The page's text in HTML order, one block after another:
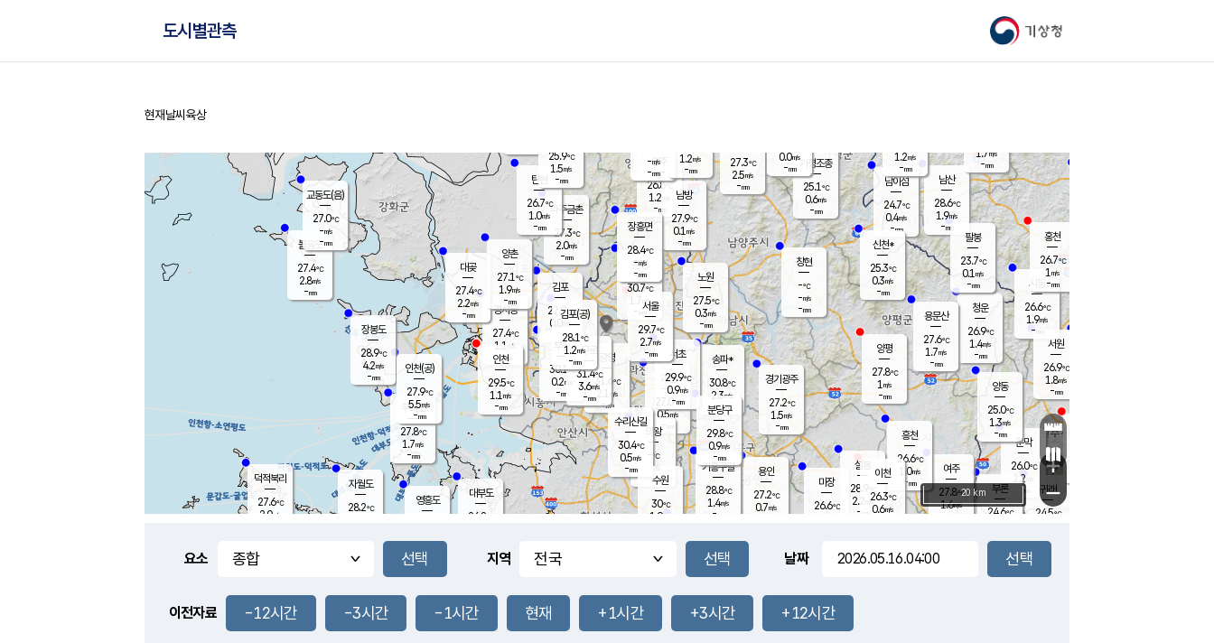
기상청
도시별관측
홈
현재날씨 육상
풍도
0.9m/s
문막
26.0℃
2.2m/s
mm
남이섬
24.7℃
0.4m/s
-mm
무의도
27.8℃
1.7m/s
-mm
영흥도
볼음도
27.4℃
2.8m/s
-mm
자월도
28.2℃
양주
26.8℃
1.2
-mm
부론
24.6℃
과천
27.0℃
0.5m/s
- mm
남산
28.6℃
1.9m/s
-mm
장봉도
28.9℃
4.2m/s
-mm
-mm
청운
26.9℃
1.4m/s
-mm
팔봉
23.7℃
0.1 m/s
-mm
-mm
용인
27.2℃
0.7m/s
여주
27.8℃
1.6m/s
양동
25.0℃
1.3m/s
-mm
경기광주
27.2℃
1.5m/s
-mm
장호원
1.2m/s
-mm
27.5
℃
대부도
26.8
-
경서동
27.4℃
1.1 m/s
-mm
파주금촌
27.3℃
2.0m/s
-mm
가평조종
25.1℃
0.6m/s
-mm
27.3℃
2.5m/s
-mm
대곶
27.4℃
2.2m/s
-mm
신천*
25.3℃
0.3m/s
-mm
창현
-℃
-m/s
-mm
탄현
26.7℃
1.0m/s
-mm
0.0m/s
-mm
29.9℃
0.7m/s
-mm
흥천
26.6℃
1.0m/s
-mm
마장
26.6℃
의왕
- ℃
m/s
mm
김포
27.9℃
0.0 m/s
mm
설봉
28.9
2.2 m/s
- mm
광명
31.6 ℃
2.1 m/s
-mm
부천
30.1℃
0.2m/s
-mm
-mm
양촌
27.1℃
1.9m/s
-mm
구로
31.4℃
3.6m/s
-mm
은평
30.7℃
1.7 m/s
- mm
노원
27.5℃
0.3m/s
-mm
송파*
30.8℃
2.3m/s
-mm
서초
29.9℃
0.9m/s
-mm
남방
27.9℃
0.1 m/s
-mm
기흥구갈
28.8℃
1.4m/s
-
수리산길
30.4℃
0.5m/s
-mm
분당구
29.8℃
0.9m/s
-mm
장흥면
28.4℃
-m/s
-mm
-m/s
-mm
시동
26.6℃
1.9m/s
- mm
귀래
24.5℃
서원
26.9℃
1.8m/s
-mm
용문산
27.6℃
1.7m/s
-mm
덕적북리
27.6℃
2.0m/s
인천(공)
27.9℃
5.5m/s
-mm
김포(공)
28.1℃
1.2m/s
-mm
교동도(음)
27.0℃
-m/s
-mm
홍천
26.7℃
1 m/s
-mm
이천
26.3℃
0.6m/s
양평
27.8℃
1 m/s
-mm
수원
30℃
1.9m/s
인천
29.5℃
1.1 m/s
-mm
서울
29.7℃
2.7m/s
-mm
1.7 m/s
-mm
25.9℃
1.5m/s
-mm
1.2m/s
-mm
+
−
20 km
요소 지역 날짜
이전자료 -12시간 -3시간 -1시간 현재 +1시간 +3시간 +12시간